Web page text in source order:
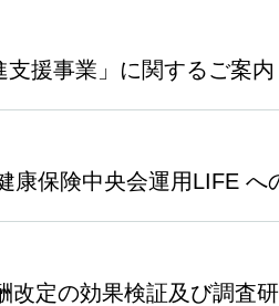
援事業」に関するご案内
保険中央会運用LIFE へ
定の効果検証及び調査